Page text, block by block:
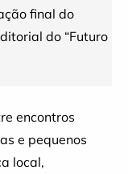
final do
do “Futuro
encontros
e pequenos
local,